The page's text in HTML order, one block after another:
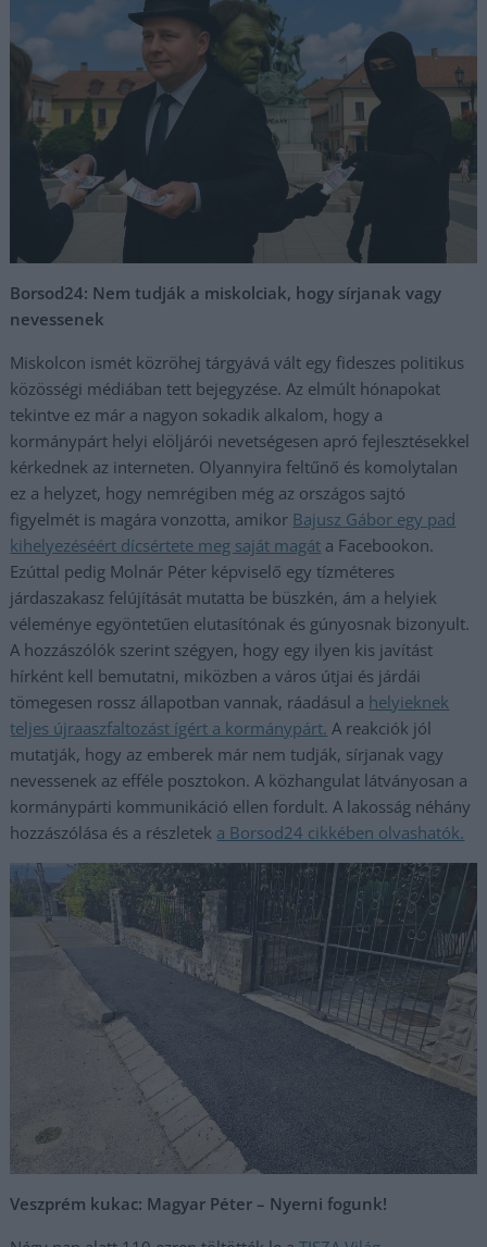
Borsod24: Nem tudják a miskolciak, hogy sírjanak vagy
nevessenek
Miskolcon ismét közröhej tárgyává vált egy fideszes politikus
közösségi médiában tett bejegyzése. Az elmúlt hónapokat
tekintve ez már a nagyon sokadik alkalom, hogy a
kormánypárt helyi elöljárói nevetségesen apró fejlesztésekkel
kérkednek az interneten. Olyannyira feltűnő és komolytalan
ez a helyzet, hogy nemrégiben még az országos sajtó
figyelmét is magára vonzotta, amikor Bajusz Gábor egy pad
kihelyezéséért dícsértete meg saját magát a Facebookon.
Ezúttal pedig Molnár Péter képviselő egy tízméteres
járdaszakasz felújítását mutatta be büszkén, ám a helyiek
véleménye egyöntetűen elutasítónak és gúnyosnak bizonyult.
A hozzászólók szerint szégyen, hogy egy ilyen kis javítást
hírként kell bemutatni, miközben a város útjai és járdái
tömegesen rossz állapotban vannak, ráadásul a helyieknek
teljes újraaszfaltozást ígért a kormánypárt. A reakciók jól
mutatják, hogy az emberek már nem tudják, sírjanak vagy
nevessenek az efféle posztokon. A közhangulat látványosan a
kormánypárti kommunikáció ellen fordult. A lakosság néhány
hozzászólása és a részletek a Borsod24 cikkében olvashatók.
Veszprém kukac: Magyar Péter – Nyerni fogunk!